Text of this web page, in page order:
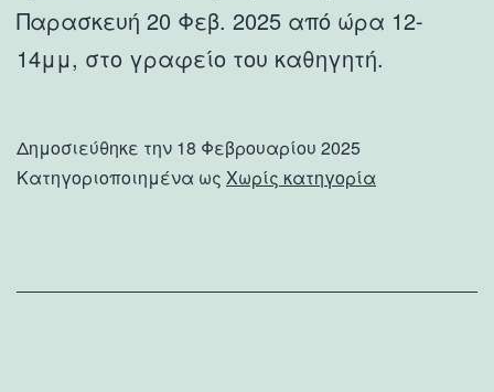
Παρασκευή 20 Φεβ. 2025 από ώρα 12-
14μμ, στο γραφείο του καθηγητή.
Δημοσιεύθηκε την 18 Φεβρουαρίου 2025
Κατηγοριοποιημένα ως Χωρίς κατηγορία